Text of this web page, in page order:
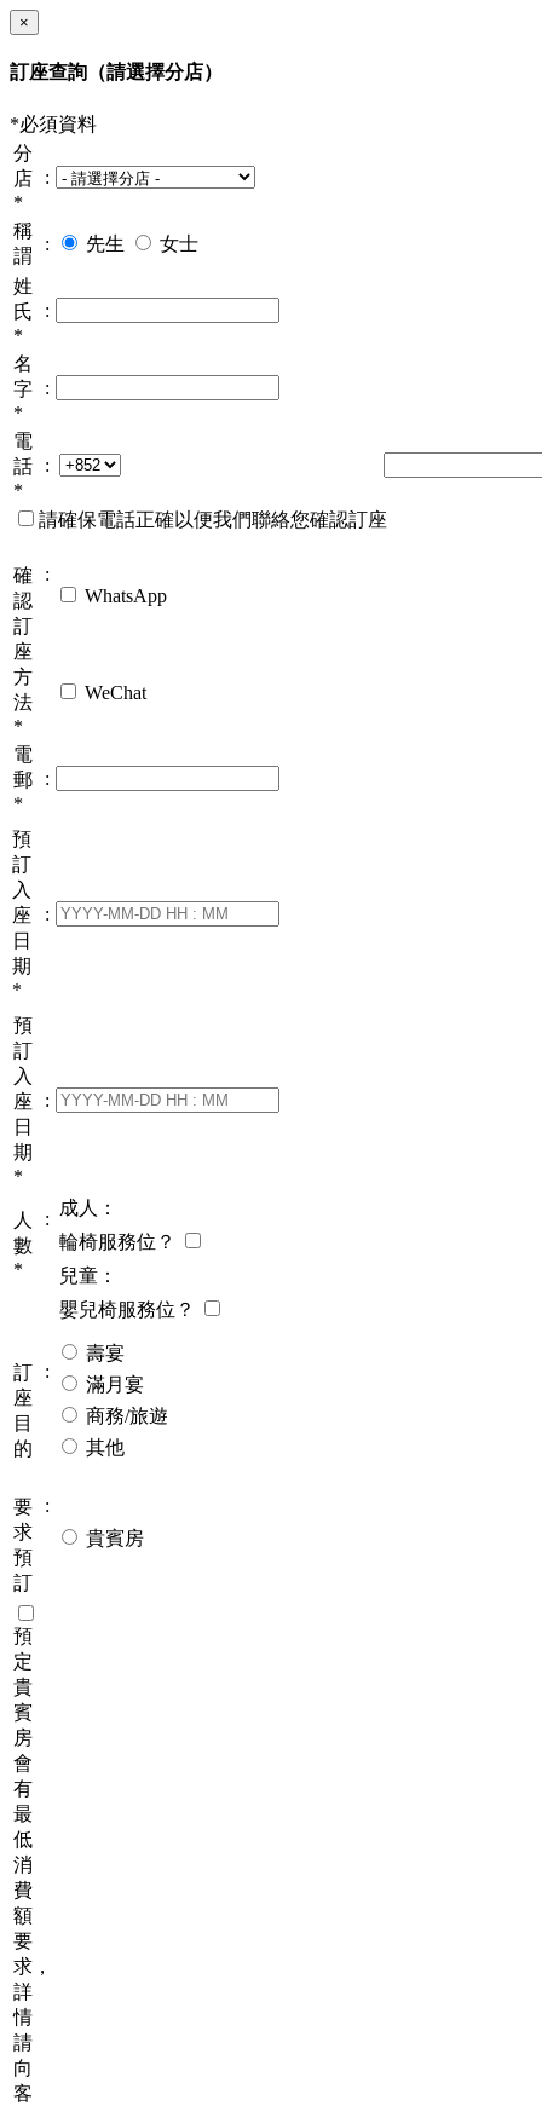
×
訂座查詢 （請選擇分店）
*必須資料
分
店
*
:
稱
謂
: 先生 女士
姓
氏
*
:
名
字
*
:
電
話
*
:
請確保電話正確以便我們聯絡您確認訂座
確
認
訂
座
方
法
*
:
WhatsApp
WeChat
電
郵
*
:
預
訂
入
座
日
期
*
:
預
訂
入
座
日
期
*
:
人
數
*
:
成人：
輪椅服務位？
兒童：
嬰兒椅服務位？
訂
座
目
的
:
壽宴
滿月宴
商務/旅遊
其他
要
求
預
訂
:
貴賓房
預
定
貴
賓
房
會
有
最
低
消
費
額
要
求，
詳
情
請
向
客